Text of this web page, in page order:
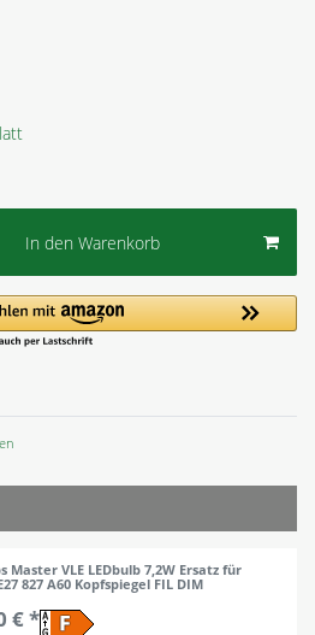
In den Warenkorb
Master VLE LEDbulb 7,2W Ersatz für
827 A60 Kopfspiegel FIL DIM
€ *